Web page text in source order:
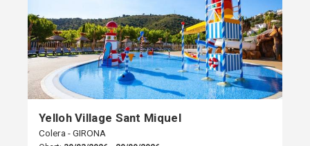
Yelloh Village Sant Miquel
Colera - GIRONA